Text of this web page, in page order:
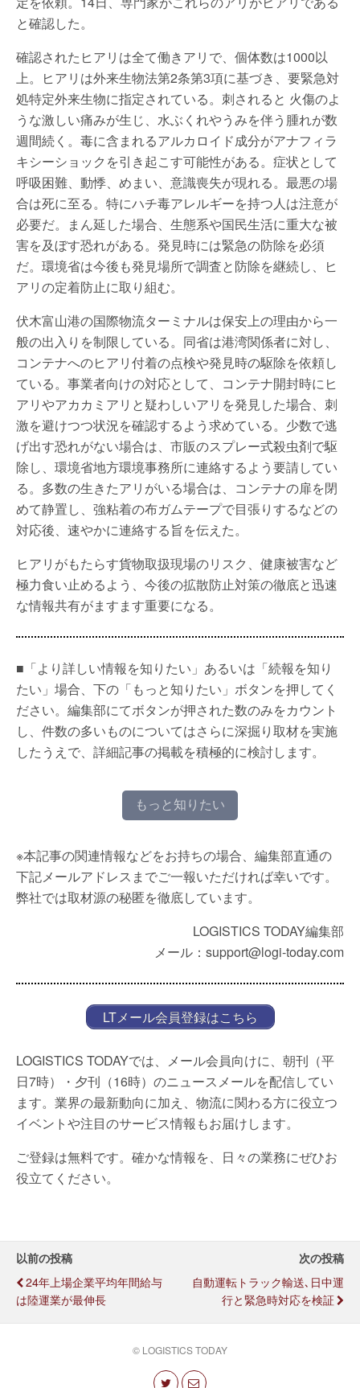
と確認した。
確認されたヒアリは全て働きアリで、個体数は1000以
上。ヒアリは外来生物法第2条第3項に基づき、要緊急対
処特定外来生物に指定されている。刺されると 火傷のよ
うな激しい痛みが生じ、水ぶくれやうみを伴う腫れが数
週間続く。毒に含まれるアルカロイド成分がアナフィラ
キシーショックを引き起こす可能性がある。症状として
呼吸困難、動悸、めまい、意識喪失が現れる。最悪の場
合は死に至る。特にハチ毒アレルギーを持つ人は注意が
必要だ。まん延した場合、生態系や国民生活に重大な被
害を及ぼす恐れがある。発見時には緊急の防除を必須
だ。環境省は今後も発見場所で調査と防除を継続し、ヒ
アリの定着防止に取り組む。
伏木富山港の国際物流ターミナルは保安上の理由から一
般の出入りを制限している。同省は港湾関係者に対し、
コンテナへのヒアリ付着の点検や発見時の駆除を依頼し
ている。事業者向けの対応として、コンテナ開封時にヒ
アリやアカカミアリと疑わしいアリを発見した場合、刺
激を避けつつ状況を確認するよう求めている。少数で逃
げ出す恐れがない場合は、市販のスプレー式殺虫剤で駆
除し、環境省地方環境事務所に連絡するよう要請してい
る。多数の生きたアリがいる場合は、コンテナの扉を閉
めて静置し、強粘着の布ガムテープで目張りするなどの
対応後、速やかに連絡する旨を伝えた。
ヒアリがもたらす貨物取扱現場のリスク、健康被害など
極力食い止めるよう、今後の拡散防止対策の徹底と迅速
な情報共有がますます重要になる。
■「より詳しい情報を知りたい」あるいは「続報を知り
たい」場合、下の「もっと知りたい」ボタンを押してく
ださい。編集部にてボタンが押された数のみをカウント
し、件数の多いものについてはさらに深掘り取材を実施
したうえで、詳細記事の掲載を積極的に検討します。
もっと知りたい
※本記事の関連情報などをお持ちの場合、編集部直通の
下記メールアドレスまでご一報いただければ幸いです。
弊社では取材源の秘匿を徹底しています。
LOGISTICS TODAY編集部
メール：support@logi-today.com
LTメール会員登録はこちら
LOGISTICS TODAYでは、メール会員向けに、朝刊（平
日7時）・夕刊（16時）のニュースメールを配信してい
ます。業界の最新動向に加え、物流に関わる方に役立つ
イベントや注目のサービス情報もお届けします。
ご登録は無料です。確かな情報を、日々の業務にぜひお
役立てください。
以前の投稿
24年上場企業平均年間給与
は陸運業が最伸長
次の投稿
自動運転トラック輸送､日中運
行と緊急時対応を検証
© LOGISTICS TODAY